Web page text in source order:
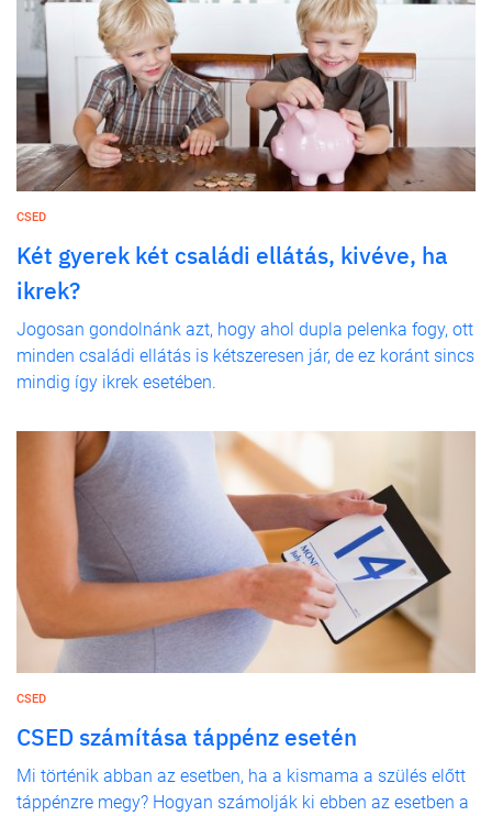
CSED
Két gyerek két családi ellátás, kivéve, ha
ikrek?
Jogosan gondolnánk azt, hogy ahol dupla pelenka fogy, ott
minden családi ellátás is kétszeresen jár, de ez koránt sincs
mindig így ikrek esetében.
CSED
CSED számítása táppénz esetén
Mi történik abban az esetben, ha a kismama a szülés előtt
táppénzre megy? Hogyan számolják ki ebben az esetben a